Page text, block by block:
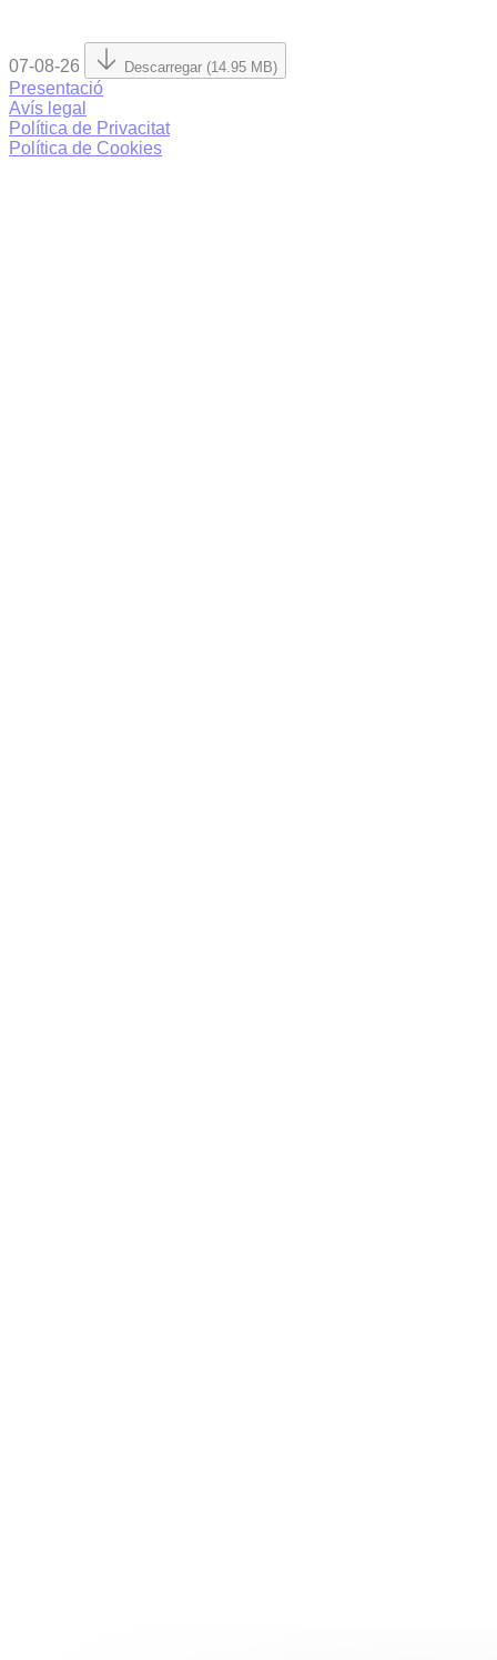
07-08-26 Descarregar (14.95 MB)
Presentació
Avís legal
Política de Privacitat
Política de Cookies